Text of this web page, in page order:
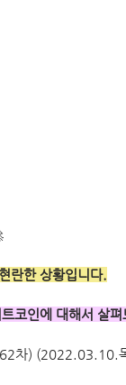
란한 상황입니다.
비트코인에 대해서 살
차) (2022.03.10.